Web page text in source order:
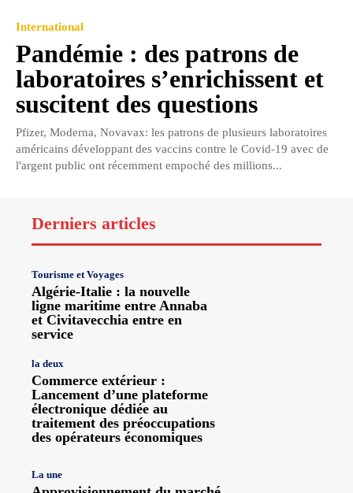
International
Pandémie : des patrons de
laboratoires s’enrichissent et
suscitent des questions
Pfizer, Moderna, Novavax: les patrons de plusieurs laboratoires
américains développant des vaccins contre le Covid-19 avec de
l'argent public ont récemment empoché des millions...
Derniers articles
Tourisme et Voyages
Algérie-Italie : la nouvelle
ligne maritime entre Annaba
et Civitavecchia entre en
service
la deux
Commerce extérieur :
Lancement d’une plateforme
électronique dédiée au
traitement des préoccupations
des opérateurs économiques
La une